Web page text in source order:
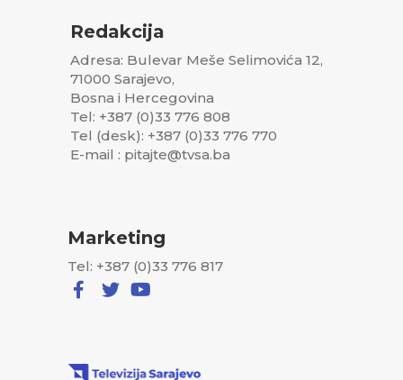
Redakcija
Adresa: Bulevar Meše Selimovića 12,
71000 Sarajevo,
Bosna i Hercegovina
Tel: +387 (0)33 776 808
Tel (desk): +387 (0)33 776 770
E-mail : pitajte@tvsa.ba
Marketing
Tel: +387 (0)33 776 817